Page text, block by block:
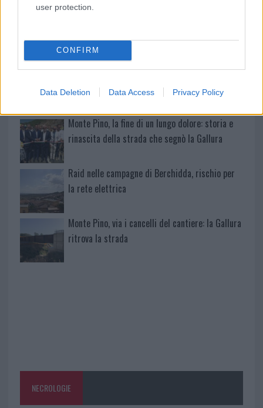
user protection.
CONFIRM
Data Deletion Data Access Privacy Policy
esplode la protesta
Pausa caffè impeccabile: come scegliere la
soluzione ideale per la casa e l’ufficio
Monte Pino, la fine di un lungo dolore: storia e
rinascita della strada che segnò la Gallura
Raid nelle campagne di Berchidda, rischio per
la rete elettrica
Monte Pino, via i cancelli del cantiere: la Gallura
ritrova la strada
NECROLOGIE